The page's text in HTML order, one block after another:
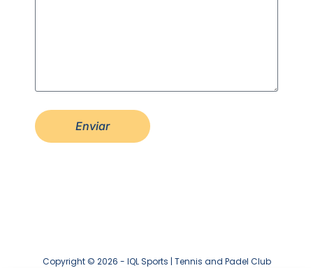
Enviar
Copyright © 2026 - IQL Sports | Tennis and Padel Club